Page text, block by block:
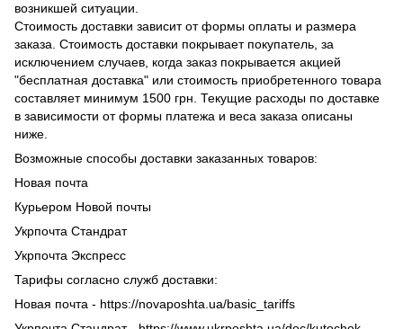
возникшей ситуации.
Стоимость доставки зависит от формы оплаты и размера
заказа. Стоимость доставки покрывает покупатель, за
исключением случаев, когда заказ покрывается акцией
"бесплатная доставка" или стоимость приобретенного товара
составляет минимум 1500 грн. Текущие расходы по доставке
в зависимости от формы платежа и веса заказа описаны
ниже.
Возможные способы доставки заказанных товаров:
Новая почта
Курьером Новой почты
Укрпочта Стандрат
Укрпочта Экспресс
Тарифы согласно служб доставки:
Новая почта - https://novaposhta.ua/basic_tariffs